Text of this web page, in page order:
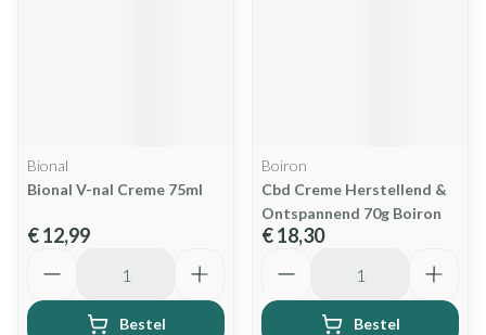
Bional
Bional V-nal Creme 75ml
€ 12,99
Bestel
Boiron
Cbd Creme Herstellend &
Ontspannend 70g Boiron
€ 18,30
Bestel